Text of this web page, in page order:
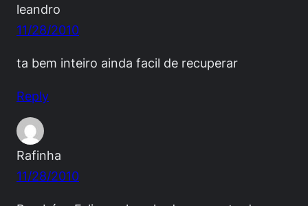
leandro
11/28/2010
ta bem inteiro ainda facil de recuperar
Reply
Rafinha
11/28/2010